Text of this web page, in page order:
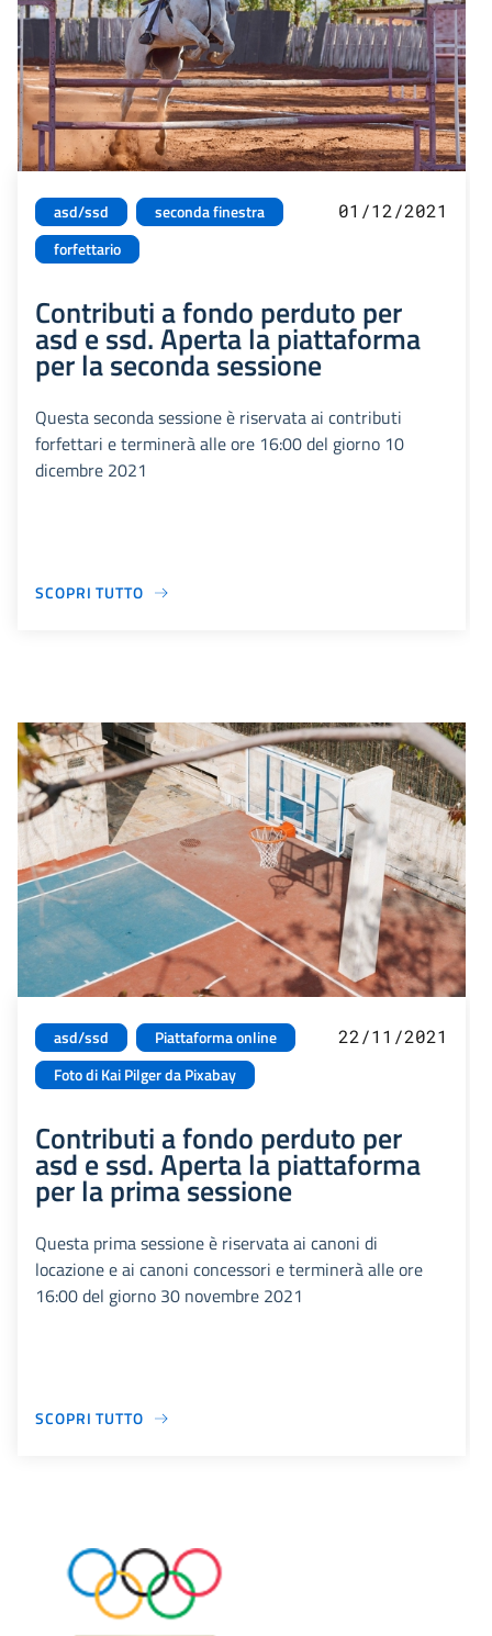
asd/ssd
seconda finestra
forfettario
01/12/2021
Contributi a fondo perduto per
asd e ssd. Aperta la piattaforma
per la seconda sessione
Questa seconda sessione è riservata ai contributi
forfettari e terminerà alle ore 16:00 del giorno 10
dicembre 2021
SCOPRI TUTTO
asd/ssd
Piattaforma online
Foto di Kai Pilger da Pixabay
22/11/2021
Contributi a fondo perduto per
asd e ssd. Aperta la piattaforma
per la prima sessione
Questa prima sessione è riservata ai canoni di
locazione e ai canoni concessori e terminerà alle ore
16:00 del giorno 30 novembre 2021
SCOPRI TUTTO